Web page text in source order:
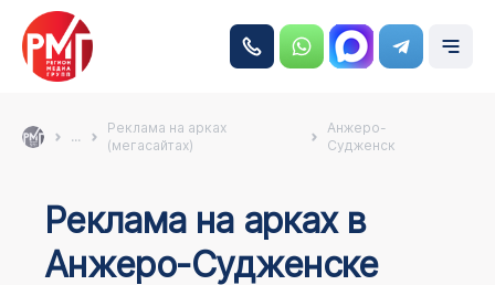
...
Реклама на арках
(мегасайтах)
Анжеро-
Судженск
Реклама на аркаx в
Анжеро-Судженске